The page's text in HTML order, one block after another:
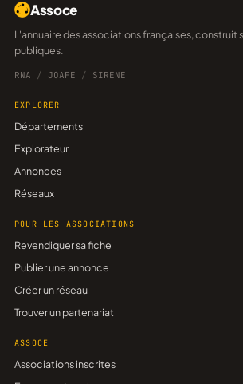
Assoce
L'annuaire des associations françaises, construit sur les données
publiques.
RNA / JOAFE / SIRENE
EXPLORER
Départements
Explorateur
Annonces
Réseaux
POUR LES ASSOCIATIONS
Revendiquer sa fiche
Publier une annonce
Créer un réseau
Trouver un partenariat
ASSOCE
Associations inscrites